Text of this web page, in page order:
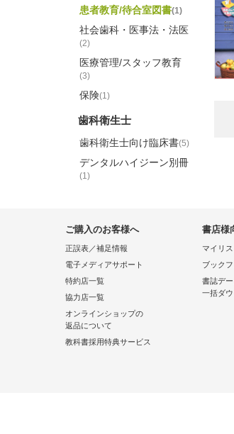
患者教育/待合室図書(1)
社会歯科・医事法・法医
(2)
医療管理/スタッフ教育
(3)
保険(1)
歯科衛生士
歯科衛生士向け臨床書(5)
デンタルハイジーン別冊
(1)
ご購入のお客様へ
正誤表／補足情報
電子メディアサポート
特約店一覧
協力店一覧
オンラインショップの
返品について
教科書採用特典サービス
書店様
マイリ
ブック
書誌デ
一括ダ